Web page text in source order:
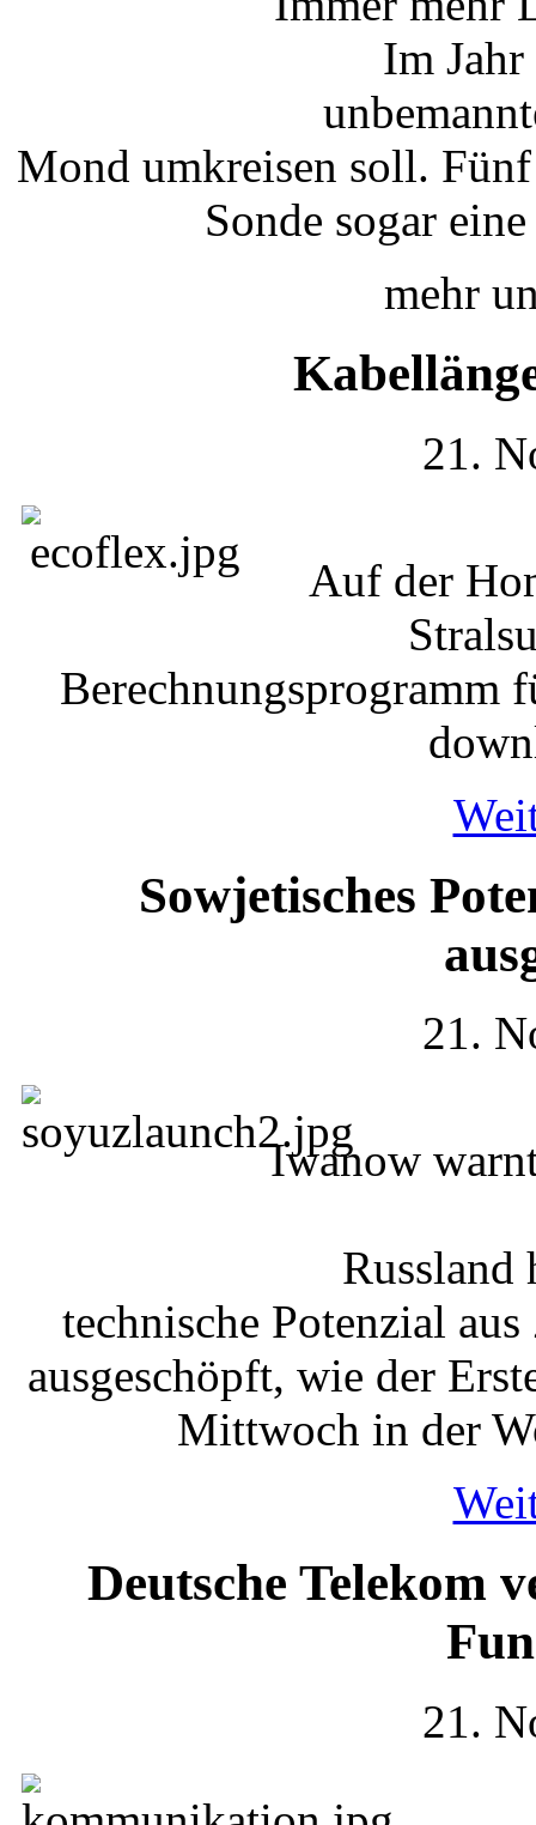
Im
Mond umkreisen soll.
Sonde sogar
mehr
21.
Auf der
Berechnungsprogramm
Sowjetisches
21.
Iwanow
Russland
technische Potenzial
ausgeschöpft, wie der
Mittwoch in der
Deutsche Telekom
21.